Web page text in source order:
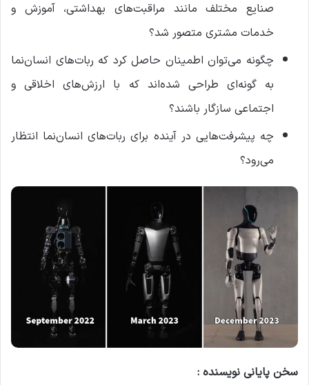
صنایع مختلف مانند مراقبت‌های بهداشتی، آموزش و
خدمات مشتری متصور شد؟
چگونه می‌توان اطمینان حاصل کرد که ربات‌های انسان‌نما
به گونه‌ای طراحی شده‌اند که با ارزش‌های اخلاقی و
اجتماعی سازگار باشند؟
چه پیشرفت‌هایی در آینده برای ربات‌های انسان‌نما انتظار
می‌رود؟
سخن پایانی نویسنده :